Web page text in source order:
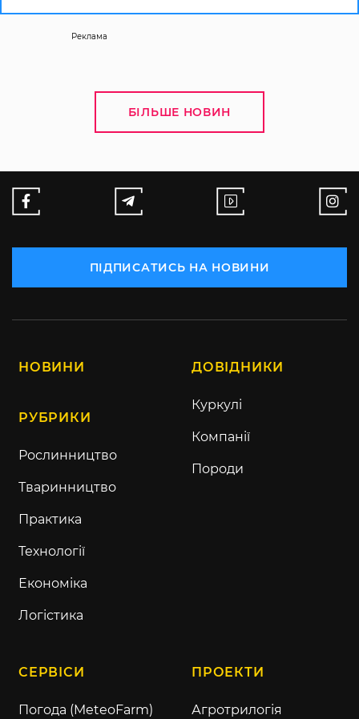
Реклама
БІЛЬШЕ НОВИН
ПІДПИСАТИСЬ НА НОВИНИ
НОВИНИ
РУБРИКИ
Рослинництво
Тваринництво
Практика
Технології
Економіка
Логістика
ДОВІДНИКИ
Куркулі
Компанії
Породи
СЕРВІСИ
Погода (MeteoFarm)
ПРОЕКТИ
Агротрилогія